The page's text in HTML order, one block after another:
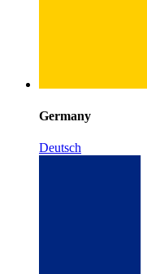
Germany
Deutsch